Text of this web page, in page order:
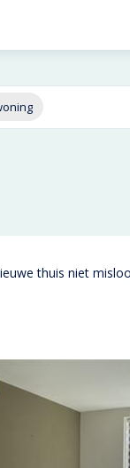
thuis niet